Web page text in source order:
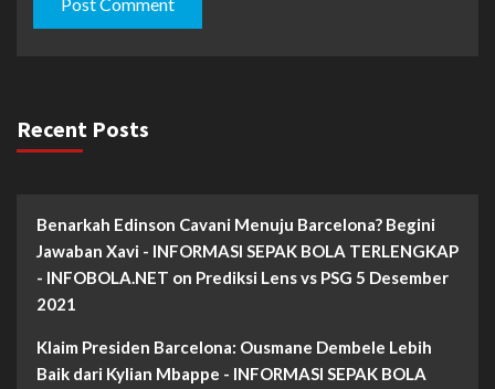
Recent Posts
Benarkah Edinson Cavani Menuju Barcelona? Begini
Jawaban Xavi - INFORMASI SEPAK BOLA TERLENGKAP
- INFOBOLA.NET on Prediksi Lens vs PSG 5 Desember
2021
Klaim Presiden Barcelona: Ousmane Dembele Lebih
Baik dari Kylian Mbappe - INFORMASI SEPAK BOLA